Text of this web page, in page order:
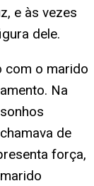
e às vezes
dele.
com o marido
Na
de
força,